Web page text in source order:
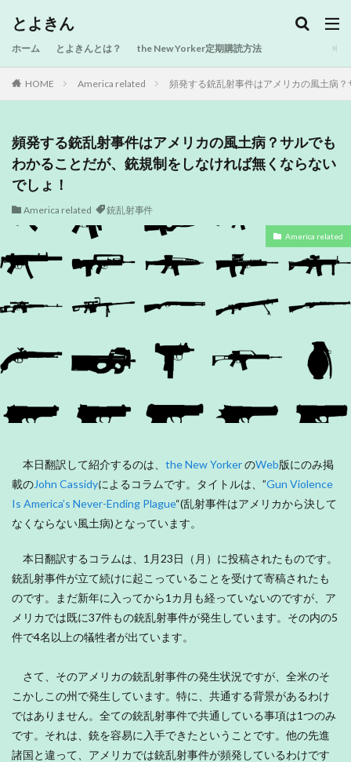
とよきん
ホーム とよきんとは？ the New Yorker定期購読方法
HOME America related 頻発する銃乱射事件はアメリカの風土病
頻発する銃乱射事件はアメリカの風土病？サルでも
わかることだが、銃規制をしなければ無くならない
でしょ！
America related 銃乱射事件
America related
本日翻訳して紹介するのは、 the New YorkerのWeb版にのみ掲
載のJohn Cassidyによるコラムです。タイトルは、”Gun Violence
Is America’s Never-Ending Plague“(乱射事件はアメリカから決して
なくならない風土病)となっています。
本日翻訳するコラムは、1月23日（月）に投稿されたものです。
銃乱射事件が立て続けに起こっていることを受けて寄稿されたも
のです。まだ新年に入ってから1カ月も経っていないのですが、ア
メリカでは既に37件もの銃乱射事件が発生しています。その内の5
件で4名以上の犠牲者が出ています。
さて、そのアメリカの銃乱射事件の発生状況ですが、全米のそ
こかしこの州で発生しています。特に、共通する背景があるわけ
ではありません。全ての銃乱射事件で共通している事項は1つのみ
です。それは、銃を容易に入手できたということです。他の先進
諸国と違って、アメリカでは銃乱射事件が頻発しているわけです